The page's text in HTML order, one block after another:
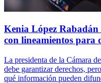
Kenia López Rabadán
con lineamientos para
La presidenta de la Cámara
debe garantizar derechos,
qué información pueden